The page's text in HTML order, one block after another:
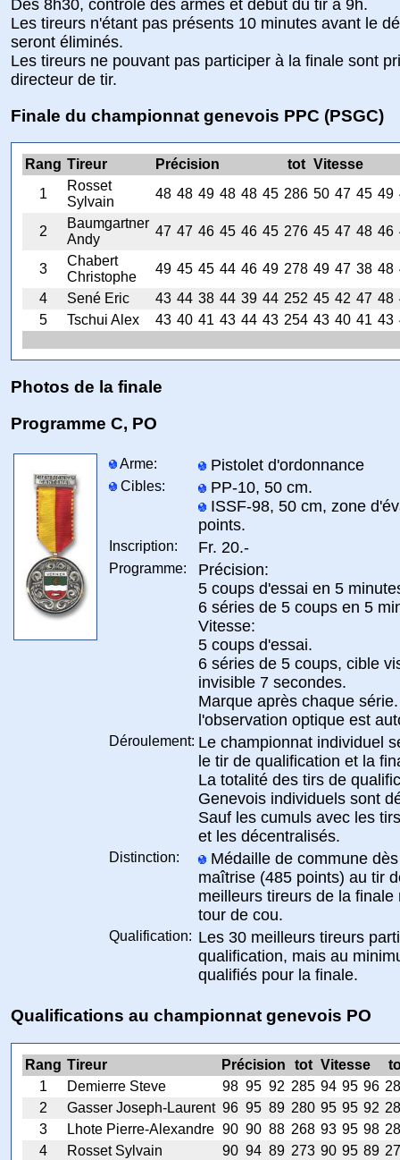
Dès 8h30, contrôle des armes et début du tir à 9h.
Les tireurs n'étant pas présents 10 minutes avant le
seront éliminés.
Les tireurs ne pouvant pas participer à la finale sont
directeur de tir.
Finale du championnat genevois PPC (PSGC)
Rang Tireur Précision tot Vitesse
1
Rosset
Sylvain
48 48 49 48 48 45 286 50 47 45 49
2
Baumgartner
Andy
47 47 46 45 46 45 276 45 47 48 46
3
Chabert
Christophe
49 45 45 44 46 49 278 49 47 38 48
4
Sené Eric 43 44 38 44 39 44 252 45 42 47 48
5
Tschui Alex 43 40 41 43 44 43 254 43 40 41 43
Photos de la finale
Programme C, PO
Arme: Pistolet d'ordonnance
Cibles:
PP-10, 50 cm.
ISSF-98, 50 cm, zone
points.
Inscription: Fr. 20.-
Programme:
Précision:
5 coups d'essai en 5
6 séries de 5 coups en 5
Vitesse:
5 coups d'essai.
6 séries de 5 coups, cible
invisible 7 secondes.
Marque après chaque
l'observation optique est
Déroulement: Le championnat individuel
le tir de qualification et la
La totalité des tirs de
Genevois individuels sont
Sauf les cumuls avec les
et les décentralisés.
Distinction:
Médaille de commune
maîtrise (485 points) au tir
meilleurs tireurs de la
tour de cou.
Qualification: Les 30 meilleurs tireurs
qualification, mais au
qualifiés pour la finale.
Qualifications au championnat genevois PO
Rang Tireur Précision tot Vitesse
1
Demierre Steve 98 95 92 285 94 95 96
2
Gasser Joseph-Laurent 96 95 89 280 95 95 92
3
Lhote Pierre-Alexandre 90 90 88 268 93 95 98
4
Rosset Sylvain 90 94 89 273 90 95 89